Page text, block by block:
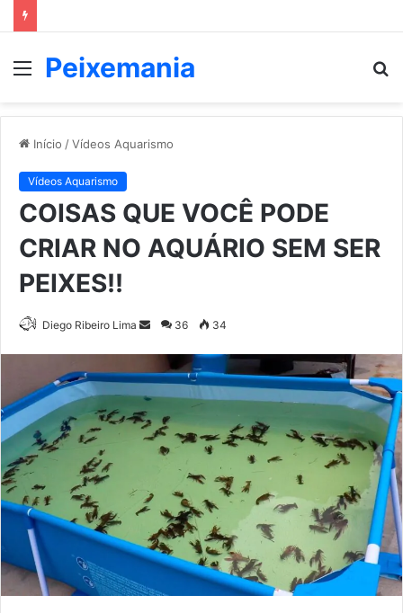
Menu
Peixemania
Início /Vídeos Aquarismo
Vídeos Aquarismo
COISAS QUE VOCÊ PODE
CRIAR NO AQUÁRIO SEM SER
PEIXES!!
Diego Ribeiro Lima
Mande
36 34